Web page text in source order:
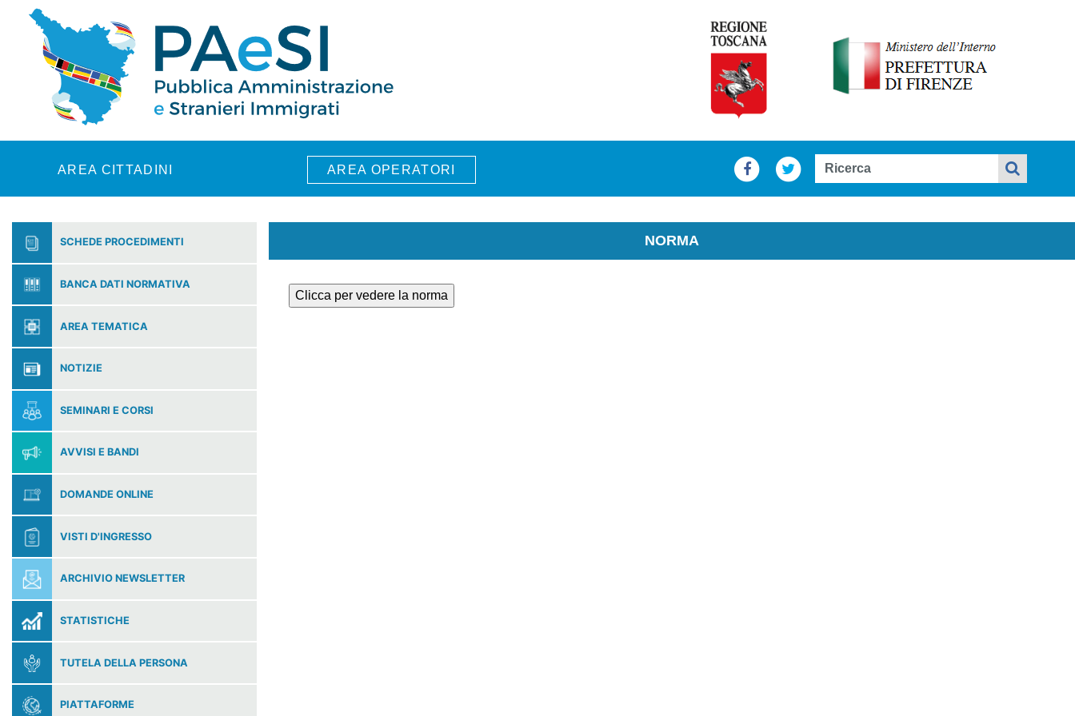
Skip to main content
AREA CITTADINI AREA OPERATORI
SCHEDE PROCEDIMENTI
BANCA DATI NORMATIVA
AREA TEMATICA
NOTIZIE
SEMINARI E CORSI
AVVISI E BANDI
DOMANDE ONLINE
VISTI D'INGRESSO
ARCHIVIO NEWSLETTER
STATISTICHE
TUTELA DELLA PERSONA
PIATTAFORME
NORMA
Clicca per vedere la norma